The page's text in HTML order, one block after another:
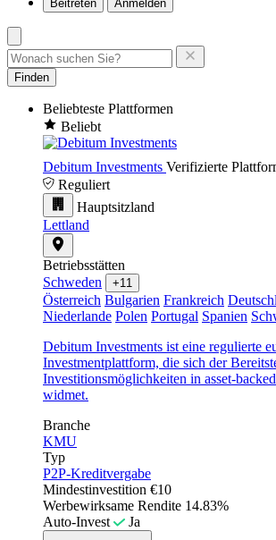
Beitreten Anmelden
Finden
Beliebteste Plattformen
Beliebt
Debitum Investments Verifizierte
Reguliert
Hauptsitzland
Lettland
Betriebsstätten
Schweden
+11
Österreich Bulgarien Frankreich
Niederlande Polen Portugal Spanien
Debitum Investments ist eine regulierte
Investmentplattform, die sich der
Investitionsmöglichkeiten in asset-
widmet.
Branche
KMU
Typ
P2P-Kreditvergabe
Mindestinvestition €10
Werbewirksame Rendite 14.83%
Auto-Invest
Ja